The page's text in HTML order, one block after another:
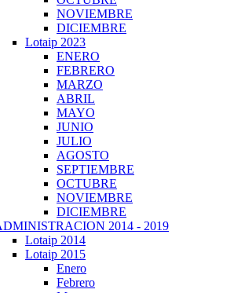
NOVIEMBRE
DICIEMBRE
Lotaip 2023
ENERO
FEBRERO
MARZO
ABRIL
MAYO
JUNIO
JULIO
AGOSTO
SEPTIEMBRE
OCTUBRE
NOVIEMBRE
DICIEMBRE
2014 - 2019
Lotaip 2014
Lotaip 2015
Enero
Febrero